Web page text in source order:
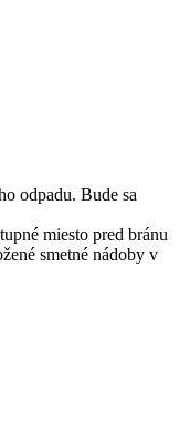
odpadu. Bude sa
miesto pred bránu
smetné nádoby v